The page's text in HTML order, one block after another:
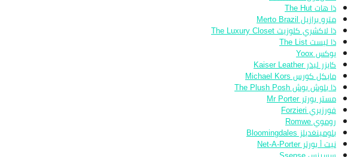
ذا هات The Hut
مترو برازيل Merto Brazil
ذا لاكشري كلوزيت The Luxury Closet
ذا ليست The List
يوكس Yoox
كايزر ليذر Kaiser Leather
مايكل كورس Michael Kors
ذا بلوش بوش The Plush Posh
مستر بورتر Mr Porter
فورزيري Forzieri
روموي Romwe
بلومينغديلز Bloomingdales
نيت أ بورتر Net-A-Porter